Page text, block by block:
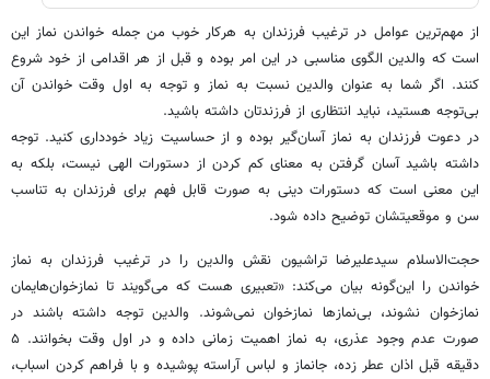
از مهم‌ترین عوامل در ترغیب فرزندان به هرکار خوب من جمله خواندن نماز این
است که والدین الگوی مناسبی در این امر بوده و قبل از هر اقدامی از خود شروع
کنند. اگر شما به عنوان والدین نسبت به نماز و توجه به اول وقت خواندن آن
بی‌توجه هستید، نباید انتظاری از فرزندتان داشته باشید.
در دعوت فرزندان به نماز آسان‌گیر بوده و از حساسیت زیاد خودداری کنید. توجه
داشته باشید آسان گرفتن به معنای کم کردن از دستورات الهی نیست، بلکه به
این معنی است که دستورات دینی به صورت قابل فهم برای فرزندان به تناسب
سن و موقعیتشان توضیح داده شود.
حجت‌الاسلام سیدعلیرضا تراشیون نقش والدین را در ترغیب فرزندان به نماز
خواندن را این‌گونه بیان می‌کند: «تعبیری هست که می‌گویند تا نمازخوان‌هایمان
نمازخوان نشوند، بی‌نمازها نمازخوان نمی‌شوند. والدین توجه داشته باشند در
صورت عدم وجود عذری، به نماز اهمیت زمانی داده و در اول وقت بخوانند. ۵
دقیقه قبل اذان عطر زده، جانماز و لباس آراسته پوشیده و با فراهم کردن اسباب،